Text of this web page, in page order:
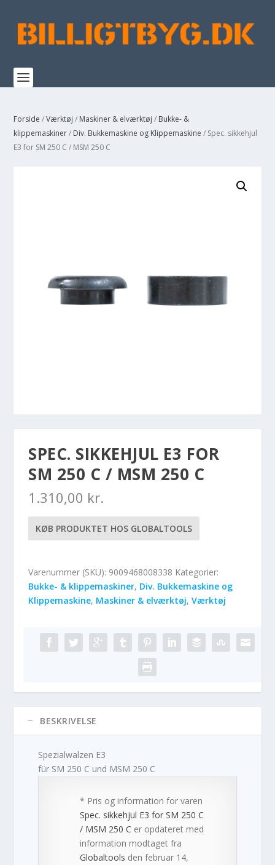
Forside /Værktøj / Maskiner & elværktøj / Bukke- &
klippemaskiner/ Div. Bukkemaskine og Klippemaskine / Spec. sikkehjul
E3 for SM 250 C / MSM 250 C
SPEC. SIKKEHJUL E3 FOR
SM 250 C / MSM 250 C
1.310,00 kr.
KØB PRODUKTET HOS GLOBALTOOLS
Varenummer (SKU): 9009468008338 Kategorier:
Bukke- & klippemaskiner, Div. Bukkemaskine og
Klippemaskine, Maskiner & elværktøj,Værktøj
BESKRIVELSE
Spezialwalzen E3
für SM 250 C und MSM 250 C
* Pris og information for varen
Spec. sikkehjul E3 for SM 250 C
/ MSM 250 C er opdateret med
information modtaget fra
Globaltools den februar 14,